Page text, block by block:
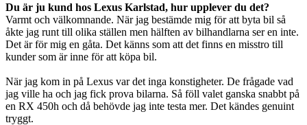
Du är ju kund hos Lexus Karlstad, hur upplever du det?
Varmt och välkomnande. När jag bestämde mig för att byta bil så
åkte jag runt till olika ställen men hälften av bilhandlarna ser en inte.
Det är för mig en gåta. Det känns som att det finns en misstro till
kunder som är inne för att köpa bil.
När jag kom in på Lexus var det inga konstigheter. De frågade vad
jag ville ha och jag fick prova bilarna. Så föll valet ganska snabbt på
en RX 450h och då behövde jag inte testa mer. Det kändes genuint
tryggt.